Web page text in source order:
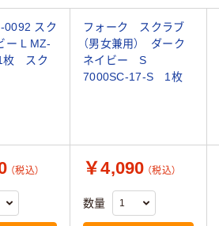
0092 スク
ー L MZ-
枚 スク
フォーク スクラブ
（男女兼用） ダーク
ネイビー S
7000SC-17-S 1枚
（税込） ￥4,090 （税込）
数量